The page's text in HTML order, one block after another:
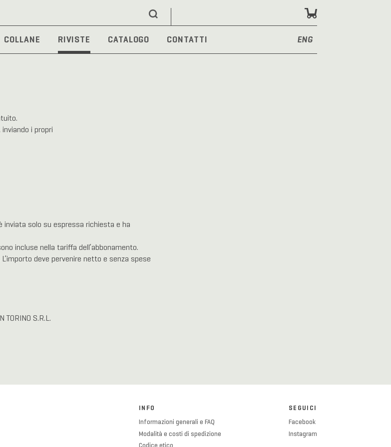
COLLANE RIVISTE CATALOGO CONTATTI ENG
i propri
inviata solo su espressa richiesta e ha
incluse nella tariffa dell’abbonamento.
deve pervenire netto e senza spese
TORINO S.R.L.
INFO
Informazioni generali e FAQ
Modalità e costi di spedizione
SEGUICI
Facebook
Instagram